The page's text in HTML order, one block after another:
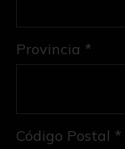
Provincia *
Código Postal *